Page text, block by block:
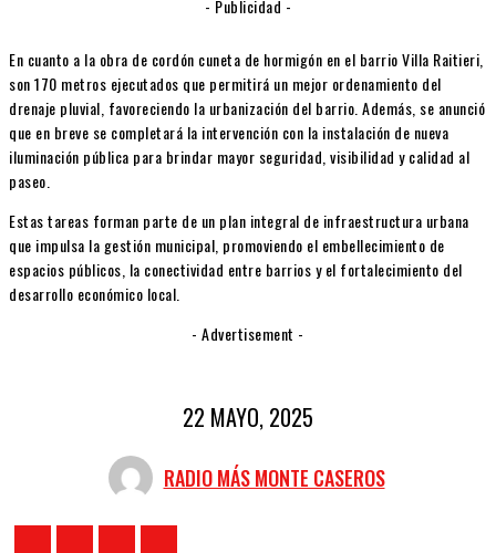
- Publicidad -
En cuanto a la obra de cordón cuneta de hormigón en el barrio Villa Raitieri,
son 170 metros ejecutados que permitirá un mejor ordenamiento del
drenaje pluvial, favoreciendo la urbanización del barrio. Además, se anunció
que en breve se completará la intervención con la instalación de nueva
iluminación pública para brindar mayor seguridad, visibilidad y calidad al
paseo.
Estas tareas forman parte de un plan integral de infraestructura urbana
que impulsa la gestión municipal, promoviendo el embellecimiento de
espacios públicos, la conectividad entre barrios y el fortalecimiento del
desarrollo económico local.
- Advertisement -
22 MAYO, 2025
RADIO MÁS MONTE CASEROS